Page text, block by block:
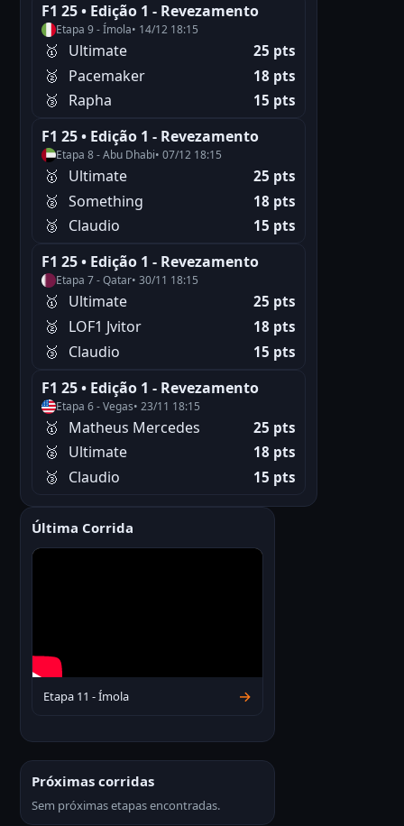
F1 25 • Edição 1 - Revezamento
Etapa 9 - Ímola• 14/12 18:15
🥇 Ultimate 25 pts
🥈 Pacemaker 18 pts
🥉 Rapha 15 pts
F1 25 • Edição 1 - Revezamento
Etapa 8 - Abu Dhabi• 07/12 18:15
🥇 Ultimate 25 pts
🥈 Something 18 pts
🥉 Claudio 15 pts
F1 25 • Edição 1 - Revezamento
Etapa 7 - Qatar• 30/11 18:15
🥇 Ultimate 25 pts
🥈 LOF1 Jvitor 18 pts
🥉 Claudio 15 pts
F1 25 • Edição 1 - Revezamento
Etapa 6 - Vegas• 23/11 18:15
🥇 Matheus Mercedes 25 pts
🥈 Ultimate 18 pts
🥉 Claudio 15 pts
Última Corrida
Etapa 11 - Ímola →
Próximas corridas
Sem próximas etapas encontradas.